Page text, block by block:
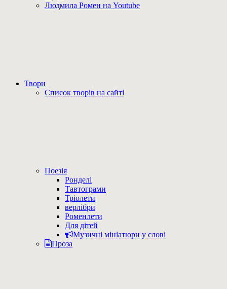
Людмила Ромен на Youtube
Твори
Список творів на сайті
Поезія
Ронделі
Тавтограми
Тріолети
верлібри
Роменлети
Для дітей
Музичні мініатюри у слові
Проза